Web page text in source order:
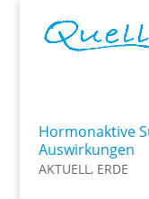
Hormonaktive
Auswirkungen
AKTUELL, ERDE